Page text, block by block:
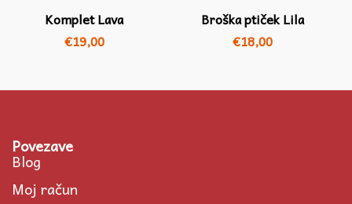
Komplet Lava
€19,00
Broška ptiček Lila
€18,00
Povezave
Blog
Moj račun